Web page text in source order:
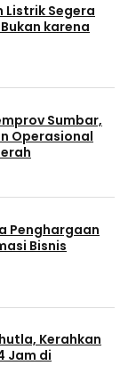
Listrik Segera
karena
Sumbar,
Operasional
Penghargaan
Bisnis
Kerahkan
Jam di